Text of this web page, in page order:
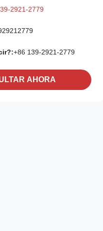
2921-2779
+86 139-2921-2779
AHORA